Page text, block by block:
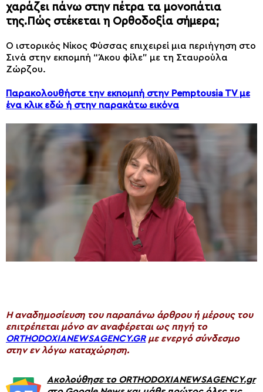
χαράζει πάνω στην πέτρα τα μονοπάτια
της.Πώς στέκεται η Ορθοδοξία σήμερα;
Ο ιστορικός Νίκος Φύσσας επιχειρεί μια περιήγηση στο
Σινά στην εκπομπή “Άκου φίλε” με τη Σταυρούλα
Ζώρζου.
Παρακολουθήστε την εκπομπή στην Pemptousia TV με
ένα κλικ εδώ ή στην παρακάτω εικόνα
H αναδημοσίευση του παραπάνω άρθρου ή μέρους του
επιτρέπεται μόνο αν αναφέρεται ως πηγή το
ORTHODOXIANEWSAGENCY.GRμε ενεργό σύνδεσμο
στην εν λόγω καταχώρηση.
Ακολούθησε το ORTHODOXIANEWSAGENCY.gr